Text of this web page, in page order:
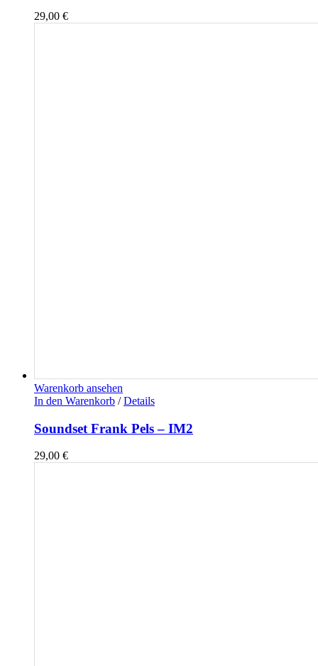
29,00 €
Warenkorb ansehen
In den Warenkorb / Details
Soundset Frank Pels – IM2
29,00 €